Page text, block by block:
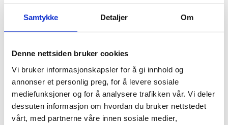
Samtykke Detaljer Om
Denne nettsiden bruker cookies
Vi bruker informasjonskapsler for å gi innhold og
annonser et personlig preg, for å levere sosiale
mediefunksjoner og for å analysere trafikken vår. Vi deler
dessuten informasjon om hvordan du bruker nettstedet
vårt, med partnerne våre innen sosiale medier,
1 / 27
Hele, faste stillinger
Vis mer
Støttes av:
AP FRP SV